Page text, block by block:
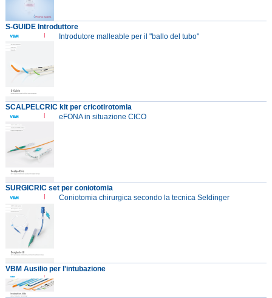
S-GUIDE Introduttore
Introdutore malleable per il "ballo del tubo"
SCALPELCRIC kit per cricotirotomia
eFONA in situazione CICO
SURGICRIC set per coniotomia
Coniotomia chirurgica secondo la tecnica Seldinger
VBM Ausilio per l'intubazione